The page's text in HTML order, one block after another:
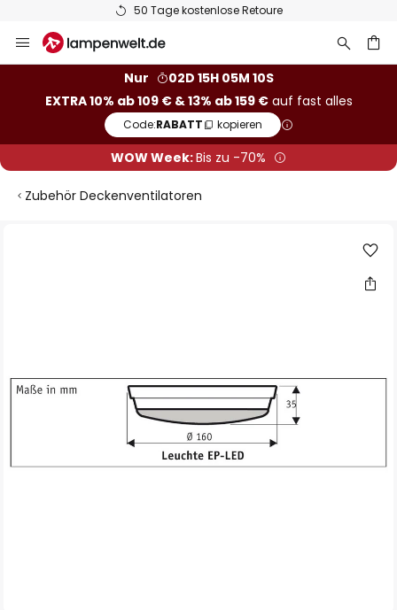
50 Tage kostenlose Retoure
Inhalt
Nur
02D 15H 05M 10S
EXTRA 10% ab 109 € & 13% ab 159 €auf fast alles
Code:RABATT kopieren
WOW Week:Bis zu -70%
Zubehör Deckenventilatoren